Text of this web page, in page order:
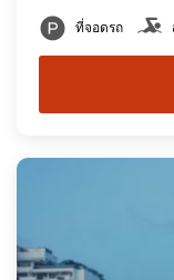
ที่จอดรถ